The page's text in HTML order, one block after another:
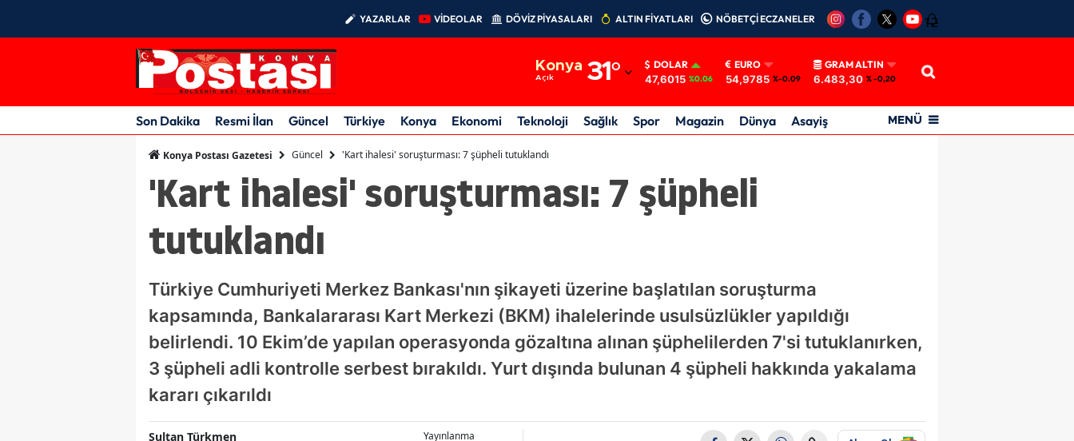
YAZARLAR VİDEOLAR DÖVİZ PİYASALARI ALTIN FİYATLARI NÖBETÇİ ECZANELER 12
Konya
Açık 31°
Adıyaman
Afyonkarahisar
Ankara
Aydın
Balıkesir
Bilecik
DOLAR
47,6015 %0.06
EURO
54,9785 %-0.09
GRAM ALTIN
6.483,30 % -0,20
Son Dakika Resmi İlan Güncel Türkiye Konya Ekonomi Teknoloji Sağlık Spor Magazin Dünya Asayiş MENÜ
Konya Postası Gazetesi Güncel 'Kart ihalesi' soruşturması: 7 şüpheli tutuklandı
'Kart ihalesi' soruşturması: 7 şüpheli
tutuklandı
Türkiye Cumhuriyeti Merkez Bankası'nın şikayeti üzerine başlatılan soruşturma
kapsamında, Bankalararası Kart Merkezi (BKM) ihalelerinde usulsüzlükler yapıldığı
belirlendi. 10 Ekim’de yapılan operasyonda gözaltına alınan şüphelilerden 7'si tutuklanırken,
3 şüpheli adli kontrolle serbest bırakıldı. Yurt dışında bulunan 4 şüpheli hakkında yakalama
kararı çıkarıldı
Sultan Türkmen
Yayınlanma